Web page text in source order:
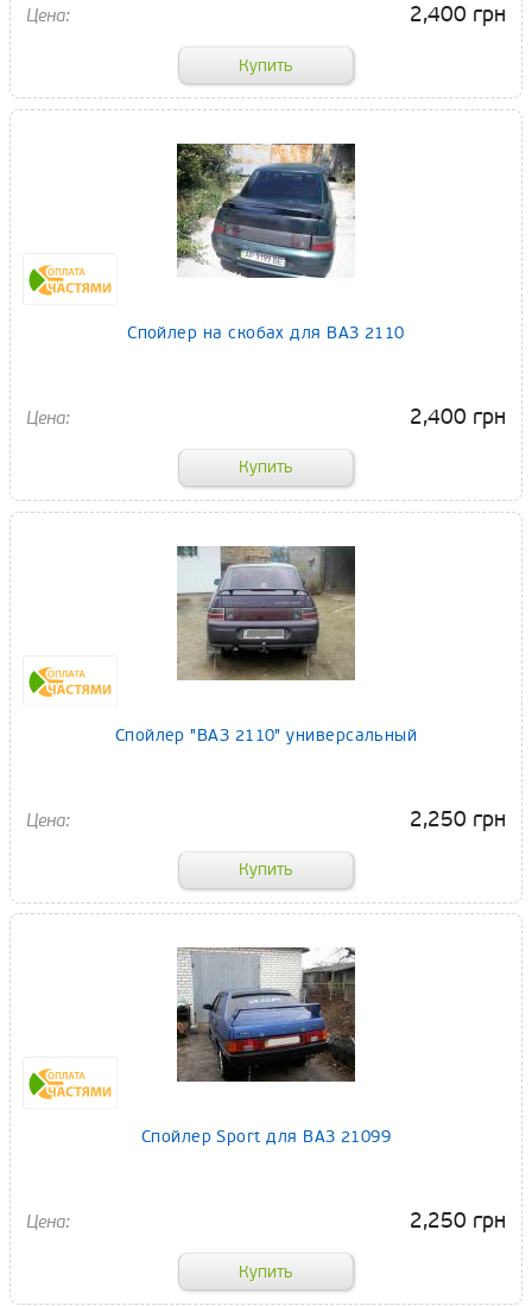
2,400 грн
Спойлер на скобах для ВАЗ 2110
2,400 грн
Спойлер "ВАЗ 2110" универсальный
2,250 грн
Спойлер Sport для ВАЗ 21099
2,250 грн